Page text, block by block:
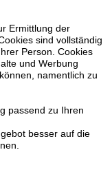
Ermittlung der
sind vollständig
Person. Cookies
und Werbung
namentlich zu
passend zu Ihren
besser auf die